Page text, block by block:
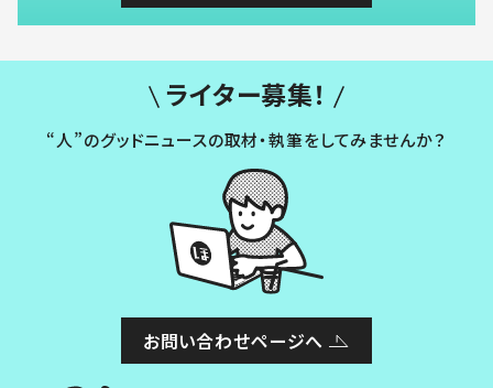
ライター募集！
“人”のグッドニュースの取材・執筆をしてみませんか？
お問い合わせページへ